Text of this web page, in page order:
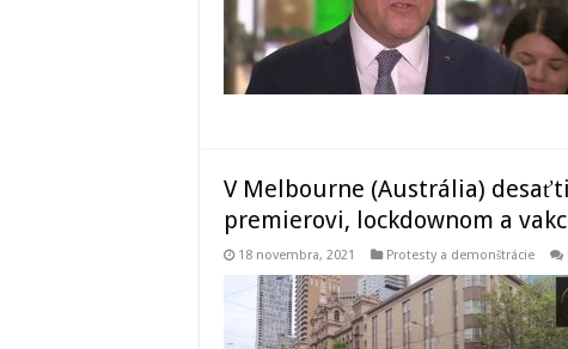
V Melbourne (Austrália)
premierovi, lockdownom a
18 novembra, 2021 Protesty a demonštrácie